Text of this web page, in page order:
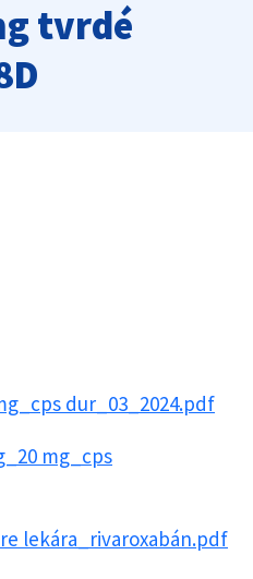
tvrdé
dur_03_2024.pdf
mg_cps
lekára_rivaroxabán.pdf